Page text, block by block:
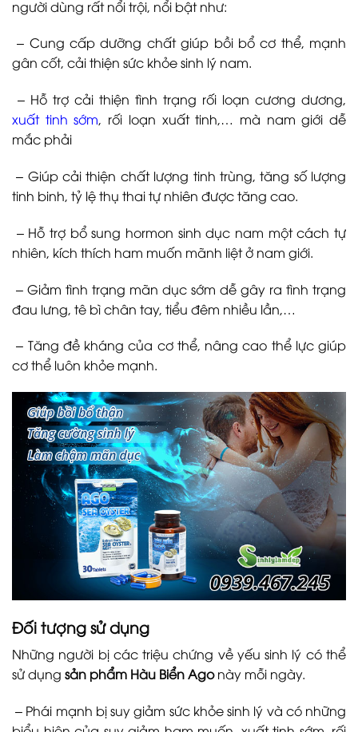
người dùng rất nổi trội, nổi bật như:
– Cung cấp dưỡng chất giúp bồi bổ cơ thể, mạnh
gân cốt, cải thiện sức khỏe sinh lý nam.
– Hỗ trợ cải thiện tình trạng rối loạn cương dương,
xuất tinh sớm, rối loạn xuất tinh,… mà nam giới dễ
mắc phải
– Giúp cải thiện chất lượng tinh trùng, tăng số lượng
tinh binh, tỷ lệ thụ thai tự nhiên được tăng cao.
– Hỗ trợ bổ sung hormon sinh dục nam một cách tự
nhiên, kích thích ham muốn mãnh liệt ở nam giới.
– Giảm tình trạng mãn dục sớm dễ gây ra tình trạng
đau lưng, tê bì chân tay, tiểu đêm nhiều lần,…
– Tăng đề kháng của cơ thể, nâng cao thể lực giúp
cơ thể luôn khỏe mạnh.
Đối tượng sử dụng
Những người bị các triệu chứng về yếu sinh lý có thể
sử dụng sản phẩm Hàu Biển Agonày mỗi ngày.
– Phái mạnh bị suy giảm sức khỏe sinh lý và có những